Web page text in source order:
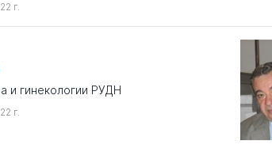
г.
и гинекологии РУДН
г.